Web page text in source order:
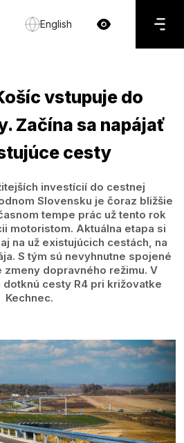
English
vstupuje do
Začína sa napájať
cesty
investícií do cestnej
Slovensku je čoraz bližšie
tempe prác už tento rok
motoristom. Aktuálna etapa si
na už existujúcich cestách, na
S tým sú nevyhnutne spojené
zmeny dopravného režimu. V
dotknú cesty R4 pri križovatke
Kechnec.